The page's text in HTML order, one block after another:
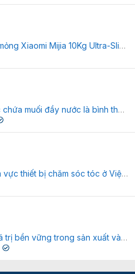
Máy giặt cửa trước siêu mỏng Xiaomi Mijia 10Kg Ultra-Slim ra mắt: Mỏng kỷ lục, giá 4 triệu đáng mua không?
Đổ muối rửa bát thấy hộc chứa muối đầy nước là bình thường hay bất thường?
Dreame lấn sân sang lĩnh vực thiết bị chăm sóc tóc ở Việt Nam
Cibes Lift - Theo đuổi giá trị bền vững trong sản xuất và kinh doanh